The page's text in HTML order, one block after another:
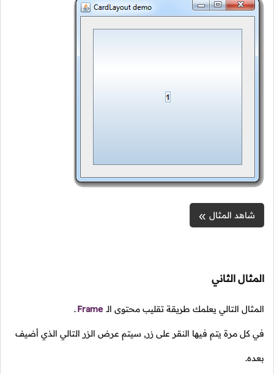
شاهد المثال
المثال الثاني
المثال التالي يعلمك طريقة تقليب محتوى الـ Frame
.
في كل مرة يتم فيها النقر على زر, سيتم عرض الزر التالي الذي أضيف
بعده.